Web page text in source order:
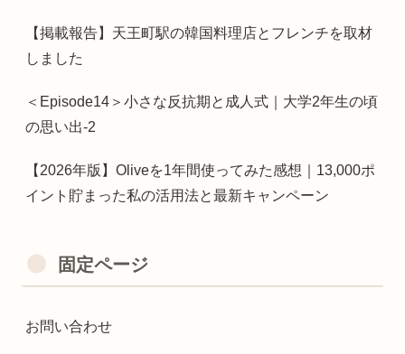
【掲載報告】天王町駅の韓国料理店とフレンチを取材
しました
＜Episode14＞小さな反抗期と成人式｜大学2年生の頃
の思い出-2
【2026年版】Oliveを1年間使ってみた感想｜13,000ポ
イント貯まった私の活用法と最新キャンペーン
固定ページ
お問い合わせ